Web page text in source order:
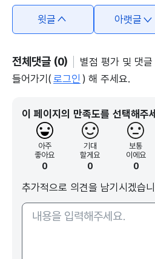
윗글 아랫글
전체댓글 (0)
별점 평가 및 댓
들어가기( 로그인 ) 해 주세요.
이 페이지의 만족도를 선택해주
아주
좋아요
0
기대
할게요
0
보통
이에요
0
추가적으로 의견을 남기시겠습